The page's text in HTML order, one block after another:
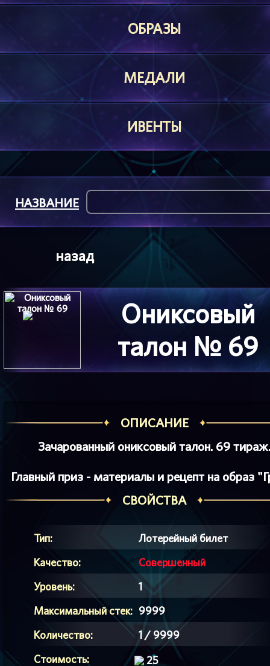
ОБРАЗЫ
МЕДАЛИ
ИВЕНТЫ
назад
НАЗВАНИЕ
Ониксовый
талон № 69
ОПИСАНИЕ
Зачарованный ониксовый талон. 69 тираж.
Главный приз - материалы и рецепт на образ
СВОЙСТВА
Тип:
Лотерейный билет
Качество:
Совершенный
Уровень:
1
Максимальный стек: 9999
Количество:
1 / 9999
Стоимость:
25